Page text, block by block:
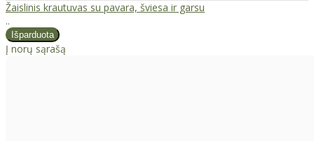
Žaislinis krautuvas su pavara, šviesa ir garsu
..
Į norų sąrašą